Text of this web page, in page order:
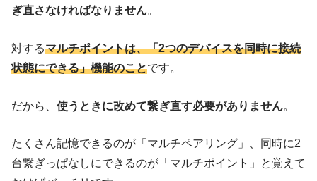
ぎ直さなければなりません。
対するマルチポイントは、「2つのデバイスを同時に接続
状態にできる」機能のことです。
だから、 使うときに改めて繋ぎ直す必要がありません。
たくさん記憶できるのが「マルチペアリング」、同時に2
台繋ぎっぱなしにできるのが「マルチポイント」と覚えて